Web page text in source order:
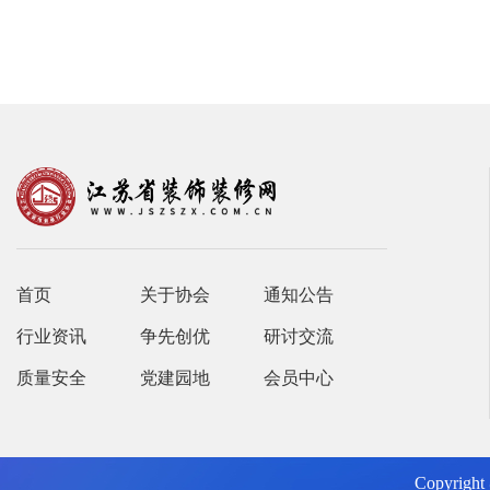
首页 关于协会 通知公告
行业资讯 争先创优 研讨交流
质量安全 党建园地 会员中心
Copyright